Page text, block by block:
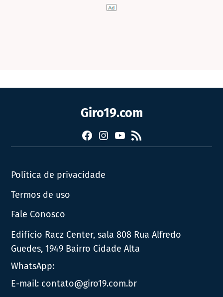
Giro19.com
Facebook
Instagram
YouTube
RSS
Política de privacidade
Termos de uso
Fale Conosco
Edifício Racz Center, sala 808 Rua Alfredo
Guedes, 1949 Bairro Cidade Alta
WhatsApp:
E-mail: contato@giro19.com.br